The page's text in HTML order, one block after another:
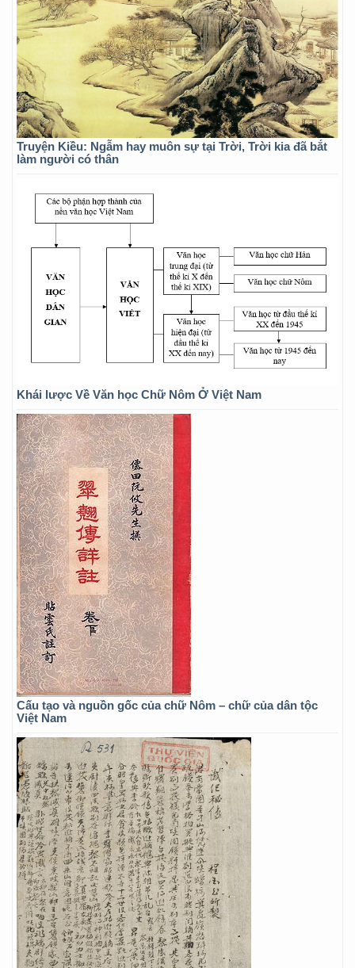
Truyện Kiều: Ngẫm hay muôn sự tại Trời, Trời kia đã bắt
làm người có thân
Khái lược Về Văn học Chữ Nôm Ở Việt Nam
Cấu tạo và nguồn gốc của chữ Nôm – chữ của dân tộc
Việt Nam